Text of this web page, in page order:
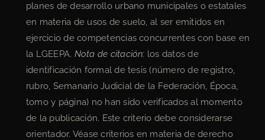
planes de desarrollo urbano municipales o estatales
en materia de usos de suelo, al ser emitidos en
ejercicio de competencias concurrentes con base en
la LGEEPA. Nota de citación: los datos de
identificación formal de tesis (número de registro,
rubro, Semanario Judicial de la Federación, Época,
tomo y página) no han sido verificados al momento
de la publicación. Este criterio debe considerarse
orientador. Véase criterios en materia de derecho